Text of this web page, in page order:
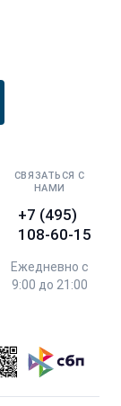
СВЯЗАТЬСЯ С
НАМИ
+7 (495)
108-60-15
Ежедневно с
9:00 до 21:00